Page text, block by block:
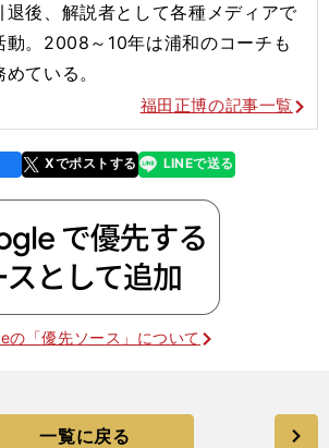
退後、解説者として各種メディアで
動。2008～10年は浦和のコーチも
めている。
福田正博の記事一覧
Xでポストする
line LINEで送る
の「優先ソース」について
一覧に戻る